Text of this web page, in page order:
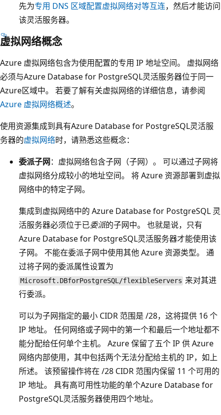
先为专用 DNS 区域配置虚拟网络对等互连，然后才能访问
该灵活服务器。
虚拟网络概念
Azure 虚拟网络包含为使用配置的专用 IP 地址空间。 虚拟网络
必须与Azure Database for PostgreSQL灵活服务器位于同一
Azure区域中。 若要了解有关虚拟网络的详细信息，请参阅
Azure 虚拟网络概述。
使用资源集成到具有Azure Database for PostgreSQL灵活服
务器的虚拟网络时，请熟悉这些概念：
委派子网：虚拟网络包含子网（子网）。 可以通过子网将
虚拟网络分成较小的地址空间。 将 Azure 资源部署到虚拟
网络中的特定子网。
集成到虚拟网络中的 Azure Database for PostgreSQL 灵
活服务器必须位于已委派的子网中。 也就是说，只有
Azure Database for PostgreSQL灵活服务器才能使用该
子网。 不能在委派子网中使用其他 Azure 资源类型。 通
过将子网的委派属性设置为
Microsoft.DBforPostgreSQL/flexibleServers 来对其进
行委派。
可以为子网指定的最小 CIDR 范围是 /28，这将提供 16 个
IP 地址。 任何网络或子网中的第一个和最后一个地址都不
能分配给任何单个主机。 Azure 保留了五个 IP 供 Azure
网络内部使用，其中包括两个无法分配给主机的 IP，如上
所述。 该预留操作将在 /28 CIDR 范围内保留 11 个可用的
IP 地址。 具有高可用性功能的单个Azure Database for
PostgreSQL灵活服务器使用四个地址。